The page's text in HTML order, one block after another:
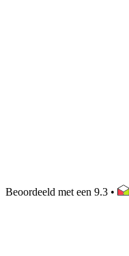
Beoordeeld met een 9.3 •